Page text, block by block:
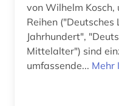
von Wilhelm
Reihen
Jahrhundert",
Mittelalter") sind
umfassende... Mehr